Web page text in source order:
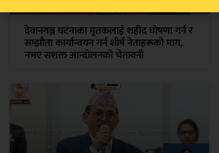
देवानगञ्ज घटनाका मृतकलाई शहीद घोषणा गर्न र
सम्झौता कार्यान्वयन गर्न शीर्ष नेताहरूको माग,
नभए सशक्त आन्दोलनको चेतावनी